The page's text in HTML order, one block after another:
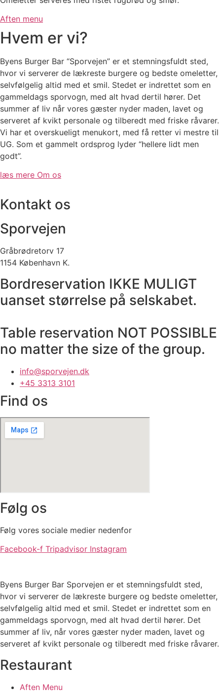
Aften menu
Hvem er vi?
Byens Burger Bar “Sporvejen” er et stemningsfuldt sted,
hvor vi serverer de lækreste burgere og bedste omeletter,
selvfølgelig altid med et smil. Stedet er indrettet som en
gammeldags sporvogn, med alt hvad dertil hører. Det
summer af liv når vores gæster nyder maden, lavet og
serveret af kvikt personale og tilberedt med friske råvarer.
Vi har et overskueligt menukort, med få retter vi mestre til
UG. Som et gammelt ordsprog lyder “hellere lidt men
godt”.
læs mere Om os
Kontakt os
Sporvejen
Gråbrødretorv 17
1154 København K.
Bordreservation IKKE MULIGT
uanset størrelse på selskabet.
Table reservation NOT POSSIBLE
no matter the size of the group.
info@sporvejen.dk
+45 3313 3101
Find os
Følg os
Følg vores sociale medier nedenfor
Facebook-f Tripadvisor Instagram
Byens Burger Bar Sporvejen er et stemningsfuldt sted,
hvor vi serverer de lækreste burgere og bedste omeletter,
selvfølgelig altid med et smil. Stedet er indrettet som en
gammeldags sporvogn, med alt hvad dertil hører. Det
summer af liv, når vores gæster nyder maden, lavet og
serveret af kvikt personale og tilberedt med friske råvarer.
Restaurant
Aften Menu